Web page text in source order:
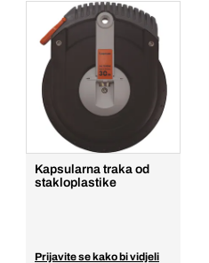
Kapsularna traka od
stakloplastike
Prijavite se kako bi vidjeli